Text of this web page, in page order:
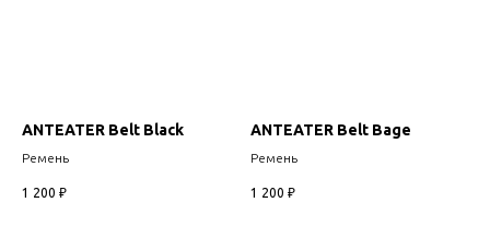
ANTEATER Belt Black
Ремень
1 200 ₽
ANTEATER Belt Bage
Ремень
1 200 ₽